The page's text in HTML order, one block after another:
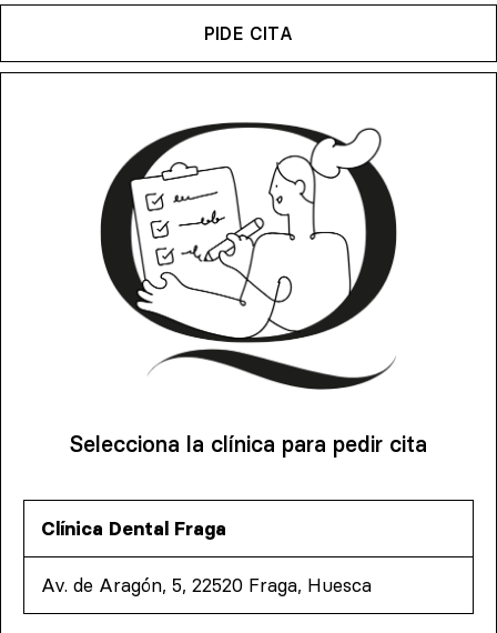
PIDE CITA
Selecciona la clínica para pedir cita
Clínica Dental Fraga
Av. de Aragón, 5, 22520 Fraga, Huesca